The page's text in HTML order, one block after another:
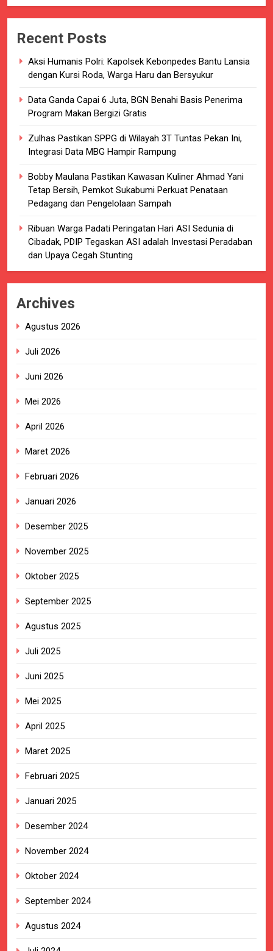
Recent Posts
Aksi Humanis Polri: Kapolsek Kebonpedes Bantu Lansia
dengan Kursi Roda, Warga Haru dan Bersyukur
Data Ganda Capai 6 Juta, BGN Benahi Basis Penerima
Program Makan Bergizi Gratis
Zulhas Pastikan SPPG di Wilayah 3T Tuntas Pekan Ini,
Integrasi Data MBG Hampir Rampung
Bobby Maulana Pastikan Kawasan Kuliner Ahmad Yani
Tetap Bersih, Pemkot Sukabumi Perkuat Penataan
Pedagang dan Pengelolaan Sampah
Ribuan Warga Padati Peringatan Hari ASI Sedunia di
Cibadak, PDIP Tegaskan ASI adalah Investasi Peradaban
dan Upaya Cegah Stunting
Archives
Agustus 2026
Juli 2026
Juni 2026
Mei 2026
April 2026
Maret 2026
Februari 2026
Januari 2026
Desember 2025
November 2025
Oktober 2025
September 2025
Agustus 2025
Juli 2025
Juni 2025
Mei 2025
April 2025
Maret 2025
Februari 2025
Januari 2025
Desember 2024
November 2024
Oktober 2024
September 2024
Agustus 2024